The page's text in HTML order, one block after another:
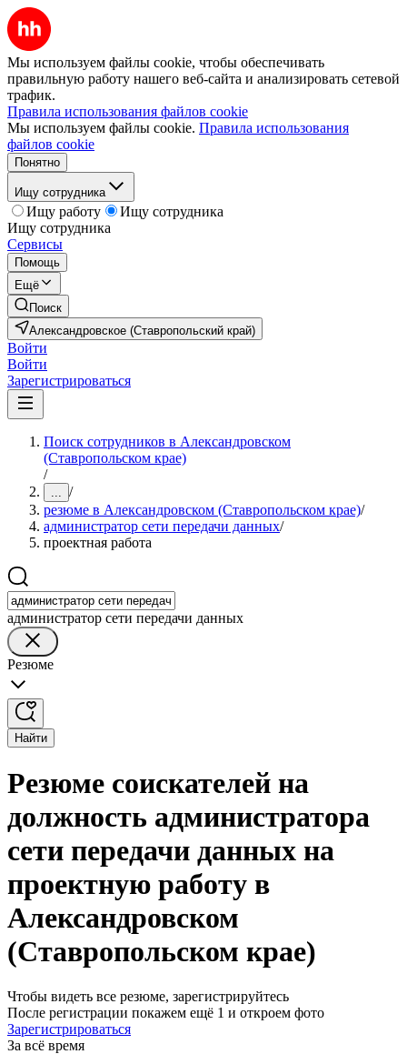
Мы используем файлы cookie, чтобы обеспечивать
правильную работу нашего веб-сайта и анализировать сетевой
трафик.
Правила использования файлов cookie
Мы используем файлы cookie. Правила использования
файлов cookie
Понятно
Ищу сотрудника
Ищу работу
Ищу сотрудника
Ищу сотрудника
Сервисы
Помощь
Ещё
Поиск
Александровское (Ставропольский край)
Войти
Войти
Зарегистрироваться
Поиск сотрудников в Александровском
(Ставропольском крае)
/
... /
резюме в Александровском (Ставропольском крае)/
администратор сети передачи данных/
проектная работа
администратор сети передачи данных
Резюме
Найти
Резюме соискателей на
должность администратора
сети передачи данных на
проектную работу в
Александровском
(Ставропольском крае)
Чтобы видеть все резюме, зарегистрируйтесь
После регистрации покажем ещё 1 и откроем фото
Зарегистрироваться
За всё время